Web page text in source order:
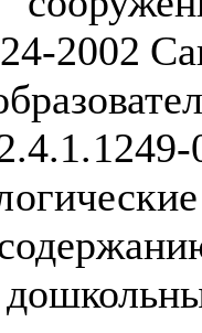
2002